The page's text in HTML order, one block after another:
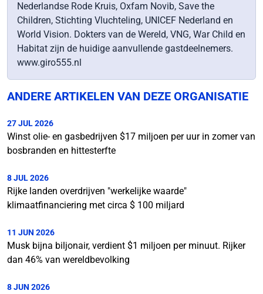
Nederlandse Rode Kruis, Oxfam Novib, Save the
Children, Stichting Vluchteling, UNICEF Nederland en
World Vision. Dokters van de Wereld, VNG, War Child en
Habitat zijn de huidige aanvullende gastdeelnemers.
www.giro555.nl
ANDERE ARTIKELEN VAN DEZE ORGANISATIE
27 JUL 2026
Winst olie- en gasbedrijven $17 miljoen per uur in zomer van
bosbranden en hittesterfte
8 JUL 2026
Rijke landen overdrijven "werkelijke waarde"
klimaatfinanciering met circa $ 100 miljard
11 JUN 2026
Musk bijna biljonair, verdient $1 miljoen per minuut. Rijker
dan 46% van wereldbevolking
8 JUN 2026